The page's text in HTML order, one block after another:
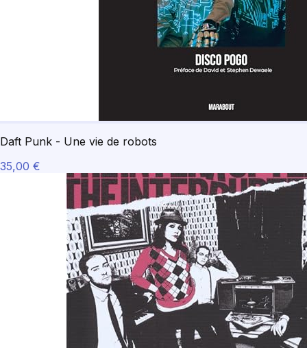
Daft Punk - Une vie de robots
35,00 €